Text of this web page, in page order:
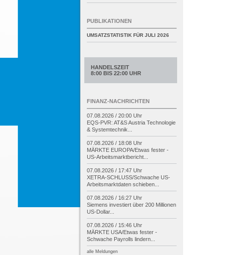
PUBLIKATIONEN
UMSATZSTATISTIK FÜR JULI 2026
HANDELSZEIT
8:00 BIS 22:00 UHR
FINANZ-NACHRICHTEN
07.08.2026 / 20:00 Uhr
EQS-PVR: AT&S Austria Technologie
& Systemtechnik...
07.08.2026 / 18:08 Uhr
MÄRKTE EUROPA/Etwas fester -
US-Arbeitsmarktbericht...
07.08.2026 / 17:47 Uhr
XETRA-SCHLUSS/Schwache US-
Arbeitsmarktdaten schieben...
07.08.2026 / 16:27 Uhr
Siemens investiert über 200 Millionen
US-Dollar...
07.08.2026 / 15:46 Uhr
MÄRKTE USA/Etwas fester -
Schwache Payrolls lindern...
alle Meldungen